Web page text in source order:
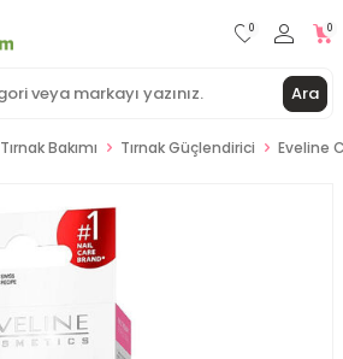
Ara
0 0
Tırnak Bakımı Tırnak Güçlendirici Eveline